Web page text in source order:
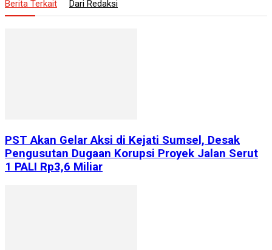
Berita Terkait Dari Redaksi
PST Akan Gelar Aksi di Kejati Sumsel, Desak
Pengusutan Dugaan Korupsi Proyek Jalan Serut
1 PALI Rp3,6 Miliar